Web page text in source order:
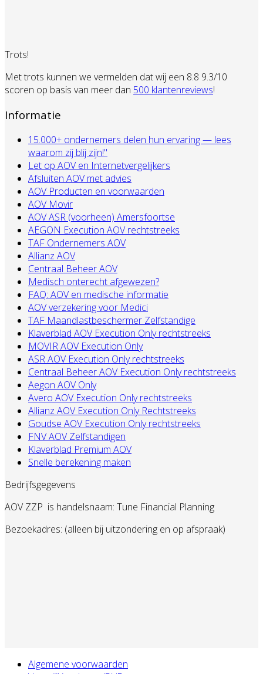
Trots!
Met trots kunnen we vermelden dat wij een 8.8 9.3/10
scoren op basis van meer dan 500 klantenreviews!
Informatie
15.000+ ondernemers delen hun ervaring — lees
waarom zij blij zijn!"
Let op AOV en Internetvergelijkers
Afsluiten AOV met advies
AOV Producten en voorwaarden
AOV Movir
AOV ASR (voorheen) Amersfoortse
AEGON Execution AOV rechtstreeks
TAF Ondernemers AOV
Allianz AOV
Centraal Beheer AOV
Medisch onterecht afgewezen?
FAQ: AOV en medische informatie
AOV verzekering voor Medici
TAF Maandlastbeschermer Zelfstandige
Klaverblad AOV Execution Only rechtstreeks
MOVIR AOV Execution Only
ASR AOV Execution Only rechtstreeks
Centraal Beheer AOV Execution Only rechtstreeks
Aegon AOV Only
Avero AOV Execution Only rechtstreeks
Allianz AOV Execution Only Rechtstreeks
Goudse AOV Execution Only rechtstreeks
FNV AOV Zelfstandigen
Klaverblad Premium AOV
Snelle berekening maken
Bedrijfsgegevens
AOV ZZP is handelsnaam: Tune Financial Planning
Bezoekadres: (alleen bij uitzondering en op afspraak)
Algemene voorwaarden